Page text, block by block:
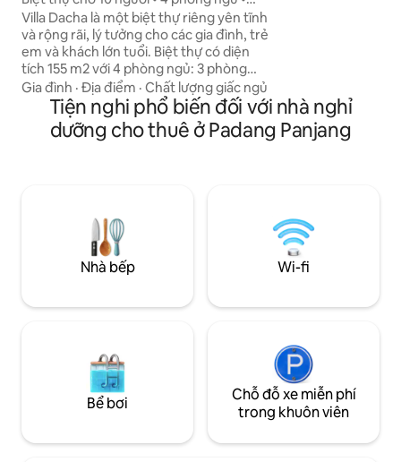
Hoàn hảo cho các nhóm
Villa Dacha là một biệt thự riêng yên tĩnh
và rộng rãi, lý tưởng cho các gia đình, trẻ
em và khách lớn tuổi. Biệt thự có diện
tích 155 m2 với 4 phòng ngủ: 3 phòng
ngủ ở tầng trệt và 1 phòng ở tầng trên,
đặc biệt thoải mái cho những khách thích
đi lại dễ dàng mà không cần cầu thang.
Phòng khách rộng rãi, bếp đầy đủ tiện
yên tĩnh. 5 - 7 phút đến trung tâm thành
phố bằng ô tô.
Gia đình · Địa điểm · Chất lượng giấc ngủ
Tiện nghi phổ biến đối với nhà nghỉ
dưỡng cho thuê ở Padang Panjang
Nhà bếp Wi-fi
Bể bơi
Chỗ đỗ xe miễn phí
trong khuôn viên